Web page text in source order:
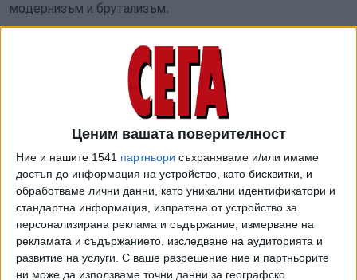
Ценим вашата поверителност
Ние и нашите 1541 партньори съхраняваме и/или имаме
достъп до информация на устройство, като бисквитки, и
обработваме лични данни, като уникални идентификатори и
стандартна информация, изпратена от устройство за
персонализирана реклама и съдържание, измерване на
рекламата и съдържанието, изследване на аудиторията и
развитие на услуги. С ваше разрешение ние и партньорите
ни може да използваме точни данни за географско
модернизъм и брутализъм.
секретар Томас Джеферсън съзнателно моделират най-
важните сгради във Вашингтон по класическата
архитектура на древна Атина и Рим. Под ръководството
и следвайки визията на тези двама основатели, Пиер
Шарл л'Енфан проектира столицата на нацията като
класически град", напомня Тръмп и добавя: "Те се
стремят да използват класическата архитектура, за да
свържат визуално нашата съвременна Република с
предшествениците на демокрацията в класическата
античност, напомняйки на гражданите не само за
техните права, но и за техните отговорности в
поддържането и увековечаването на нейните